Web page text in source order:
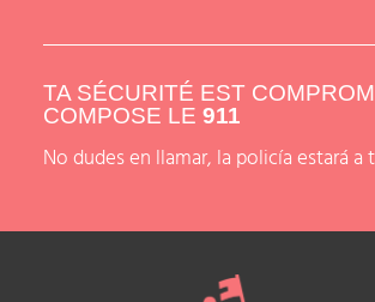
TA SÉCURITÉ EST
COMPOSE LE 911
No dudes en llamar, la policía estará a